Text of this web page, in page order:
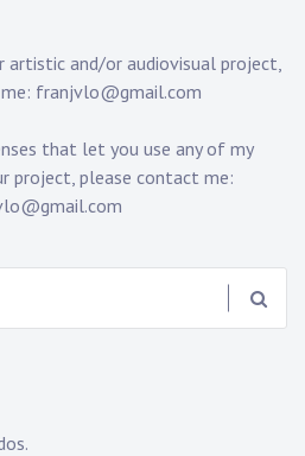
artistic and/or audiovisual project,
franjvlo@gmail.com
that let you use any of my
project, please contact me: